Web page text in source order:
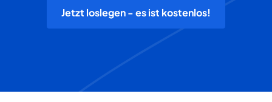
Jetzt loslegen - es ist kostenlos!